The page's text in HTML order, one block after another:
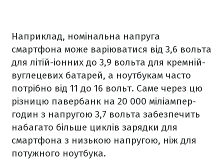
Наприклад, номінальна напруга
смартфона може варіюватися від 3,6 вольта
для літій-іонних до 3,9 вольта для кремній-
вуглецевих батарей, а ноутбукам часто
потрібно від 11 до 16 вольт. Саме через цю
різницю павербанк на 20 000 міліампер-
годин з напругою 3,7 вольта забезпечить
набагато більше циклів зарядки для
смартфона з низькою напругою, ніж для
потужного ноутбука.